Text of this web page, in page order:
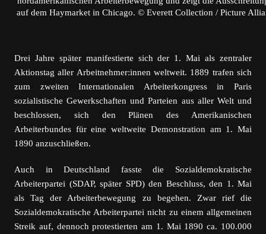
auf dem Haymarket in Chicago. © Everett Collection / Picture
Drei Jahre später manifestierte sich der 1. Mai als zentraler
Aktionstag aller Arbeitnehmer:innen weltweit. 1889 trafen sich
zum zweiten Internationalen Arbeiterkongress in Paris
sozialistische Gewerkschaften und Parteien aus aller Welt und
beschlossen, sich den Plänen des Amerikanischen
Arbeiterbundes für eine weltweite Demonstration am 1. Mai
1890 anzuschließen.
Auch in Deutschland fasste die Sozialdemokratische
Arbeiterpartei (SDAP, später SPD) den Beschluss, den 1. Mai
als Tag der Arbeiterbewegung zu begehen. Zwar rief die
Sozialdemokratische Arbeiterpartei nicht zu einem allgemeinen
Streik auf, dennoch protestierten am 1. Mai 1890 ca. 100.000